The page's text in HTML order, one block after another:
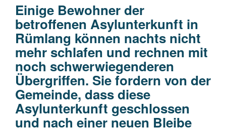
Einige Bewohner der
betroffenen Asylunterkunft in
Rümlang können nachts nicht
mehr schlafen und rechnen mit
noch schwerwiegenderen
Übergriffen. Sie fordern von der
Gemeinde, dass diese
Asylunterkunft geschlossen
und nach einer neuen Bleibe